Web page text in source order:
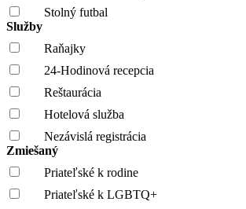
Stolný futbal
Služby
Raňajky
24-Hodinová recepcia
Reštaurácia
Hotelová služba
Nezávislá registrácia
Zmiešaný
Priateľské k rodine
Priateľské k LGBTQ+